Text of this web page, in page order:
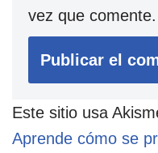
vez que comente.
Este sitio usa
Aprende cómo se